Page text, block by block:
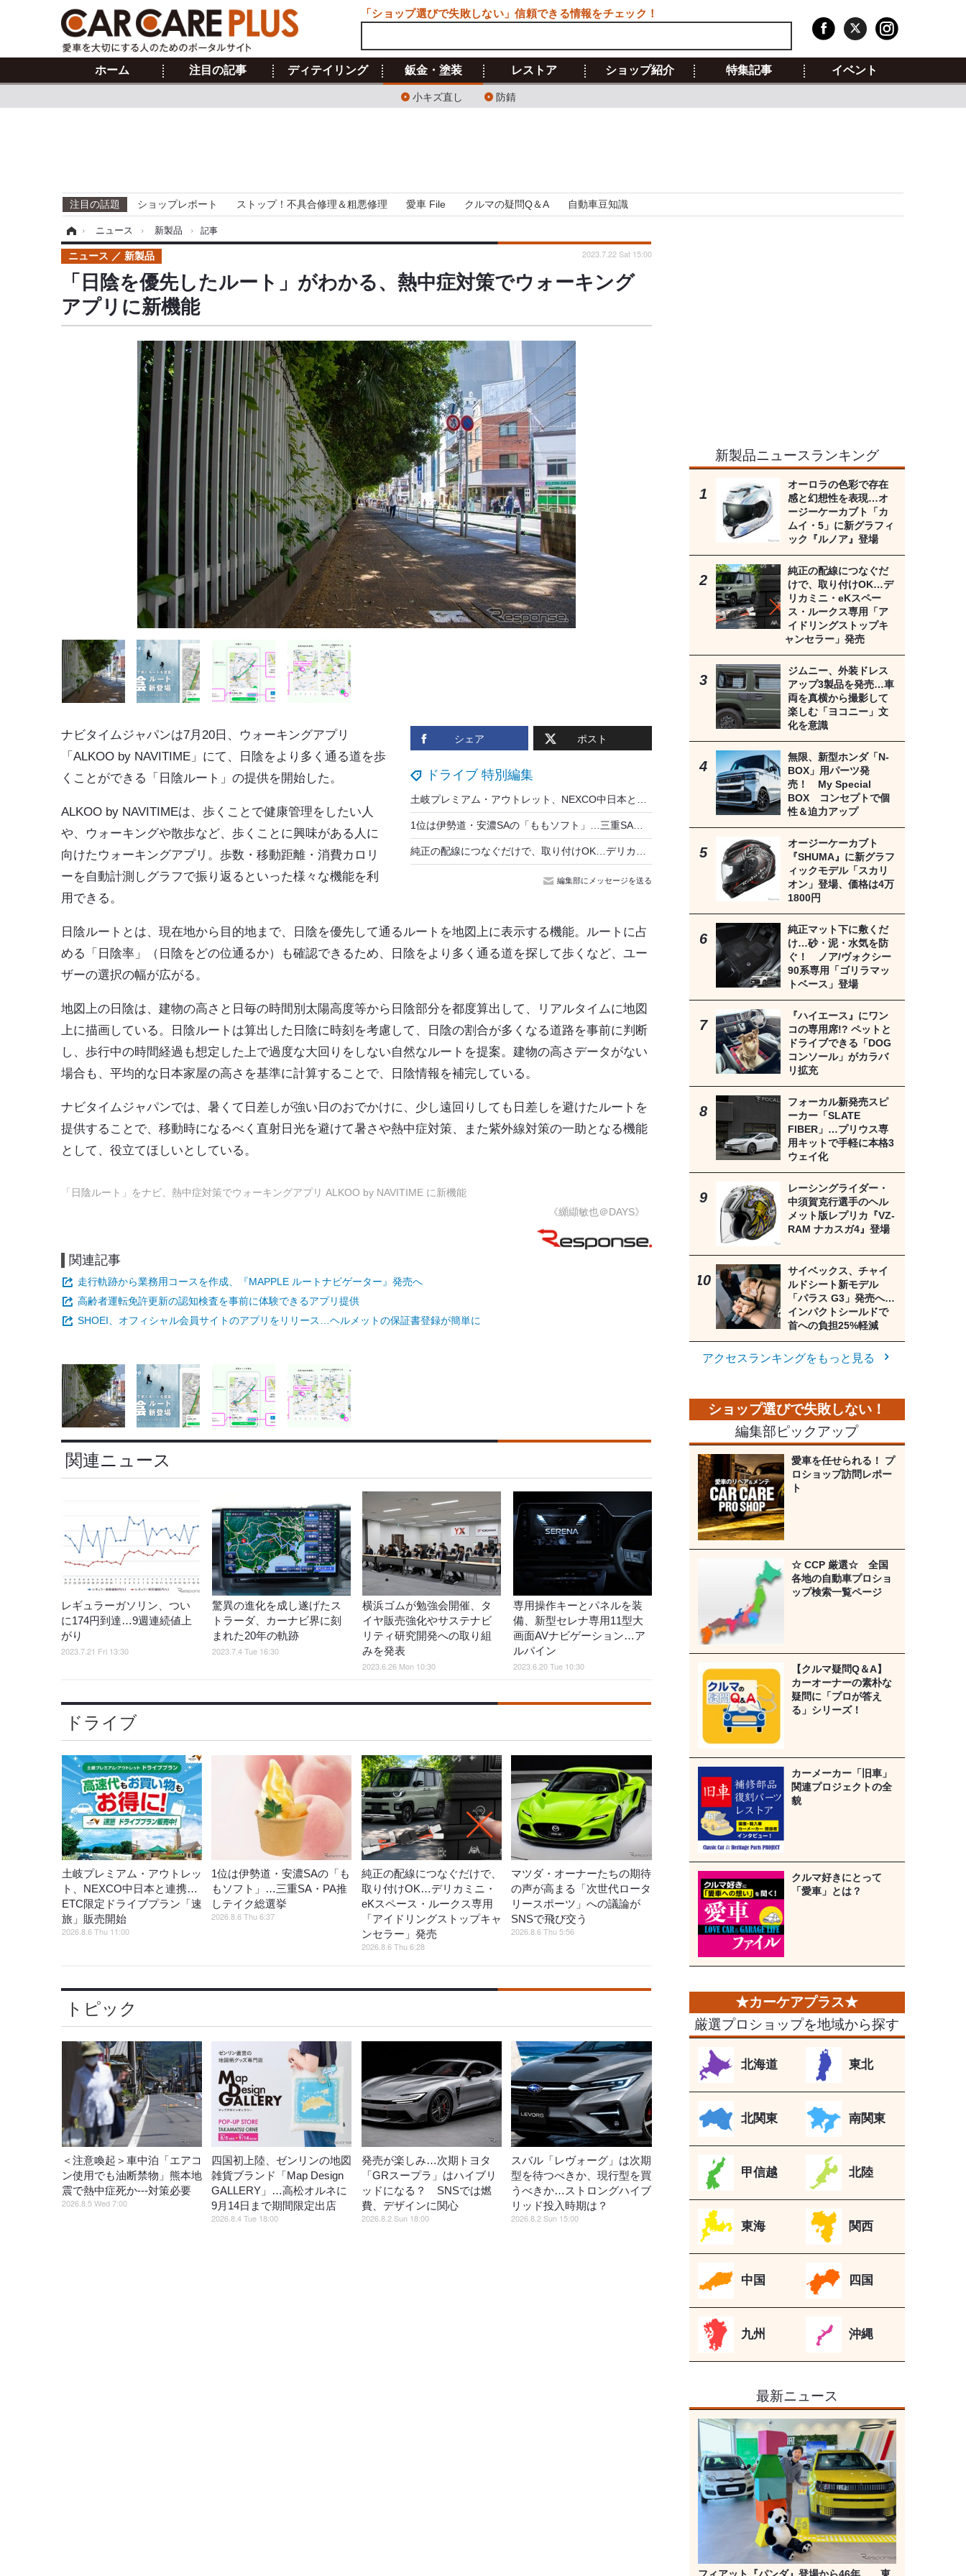
ホーム 注目の記事 ディテイリング 鈑金・塗装
小キズ直し 防錆
レストア ショップ紹介 特集記事 イベント
注目の話題 ショップレポート ストップ！不具合修理＆粗悪修理 愛車 File クルマの疑問Q＆A 自動車豆知識
› ニュース › 新製品 › 記事
「日陰を優先したルート」がわかる、熱中症対策でウォーキング
アプリに新機能
ニュース 新製品 2023.7.22 Sat 15:00
シェア ポスト
ドライブ 特別編集
1位は伊勢道・安濃SAの「ももソフト」…三重SA・PA推しテイク総選挙
編集部にメッセージを送る
ナビタイムジャパンは7月20日、ウォーキングアプリ
「ALKOO by NAVITIME 」にて、日陰をより多く通る道を歩
くことができる「 日陰ルート 」の提供を開始した。
ALKOO by NAVITIMEは、歩くことで健康管理をしたい人
や、ウォーキングや散歩など、歩くことに興味がある人に
向けたウォーキングアプリ。歩数・移動距離・消費カロリ
ーを自動計測しグラフで振り返るといった様々な機能を利
用できる。
日陰ルートとは、現在地から目的地まで、日陰を優先して通るルートを地図上に表示する機能。ルートに占
める「日陰率」（日陰をどの位通るか）も確認できるため、日陰をより多く通る道を探して歩くなど、ユー
ザーの選択の幅が広がる。
地図上の日陰は、建物の高さと日毎の時間別太陽高度等から日陰部分を都度算出して、リアルタイムに地図
上に描画している。日陰ルートは算出した日陰に時刻を考慮して、日陰の割合が多くなる道路を事前に判断
し、歩行中の時間経過も想定した上で過度な大回りをしない自然なルートを提案。建物の高さデータがない
場合も、平均的な日本家屋の高さを基準に計算することで、日陰情報を補完している。
ナビタイムジャパンでは、暑くて日差しが強い日のおでかけに、少し遠回りしても日差しを避けたルートを
提供することで、移動時になるべく直射日光を避けて暑さや熱中症対策、また紫外線対策の一助となる機能
として、役立てほしいとしている。
「日陰ルート」をナビ、熱中症対策でウォーキングアプリ ALKOO by NAVITIME に新機能
《纐纈敏也＠DAYS》
関連記事
走行軌跡から業務用コースを作成、『MAPPLE ルートナビゲーター』発売へ
高齢者運転免許更新の認知検査を事前に体験できるアプリ提供
SHOEI、オフィシャル会員サイトのアプリをリリース…ヘルメットの保証書登録が簡単に
関連ニュース
レギュラーガソリン、つい
に174円到達…9週連続値上
がり
2023.7.21 Fri 13:30
驚異の進化を成し遂げたス
トラーダ、カーナビ界に刻
まれた20年の軌跡
2023.7.4 Tue 16:30
横浜ゴムが勉強会開催、タ
イヤ販売強化やサステナビ
リティ研究開発への取り組
みを発表
2023.6.26 Mon 10:30
専用操作キーとパネルを装
備、新型セレナ専用11型大
画面AVナビゲーション…ア
ルパイン
2023.6.20 Tue 10:30
ドライブ
土岐プレミアム・アウトレッ
ト、NEXCO中日本と連携…
ETC限定ドライブプラン「速
旅」販売開始
2026.8.6 Thu 11:00
1位は伊勢道・安濃SAの「も
もソフト」…三重SA・PA推
しテイク総選挙
2026.8.6 Thu 6:37
純正の配線につなぐだけで、
取り付けOK…デリカミニ・
eKスペース・ルークス専用
「アイドリングストップキャ
ンセラー」発売
2026.8.6 Thu 6:28
マツダ・オーナーたちの期待
の声が高まる「次世代ロータ
リースポーツ」への議論が
SNSで飛び交う
2026.8.6 Thu 5:56
トピック
＜注意喚起＞車中泊「エアコ
ン使用でも油断禁物」熊本地
震で熱中症死か---対策必要
2026.8.5 Wed 7:00
四国初上陸、ゼンリンの地図
雑貨ブランド「Map Design
GALLERY」…高松オルネに
9月14日まで期間限定出店
2026.8.4 Tue 18:00
発売が楽しみ…次期トヨタ
「GRスープラ」はハイブリ
ッドになる？ SNSでは燃
費、デザインに関心
2026.8.2 Sun 18:00
スバル「レヴォーグ」は次期
型を待つべきか、現行型を買
うべきか…ストロングハイブ
リッド投入時期は？
2026.8.2 Sun 15:00
新製品ニュースランキング
オーロラの色彩で存在
感と幻想性を表現…オ
ージーケーカブト「カ
ムイ・5」に新グラフィ
ック『ルノア』登場
純正の配線につなぐだ
けで、取り付けOK…デ
リカミニ・eKスペー
ス・ルークス専用「ア
イドリングストップキ
ャンセラー」発売
ジムニー、外装ドレス
アップ3製品を発売…車
両を真横から撮影して
楽しむ「ヨコニー」文
化を意識
無限、新型ホンダ「N-
BOX」用パーツ発
売！ My Special
BOX コンセプトで個
性＆迫力アップ
オージーケーカブト
『SHUMA』に新グラフ
ィックモデル「スカリ
オン」登場、価格は4万
1800円
純正マット下に敷くだ
け…砂・泥・水気を防
ぐ！ ノア/ヴォクシー
90系専用「ゴリラマッ
トベース」登場
『ハイエース』にワン
コの専用席!? ペットと
ドライブできる「DOG
コンソール」がカラバ
リ拡充
フォーカル新発売スピ
ーカー「SLATE
FIBER」…プリウス専
用キットで手軽に本格3
ウェイ化
レーシングライダー・
中須賀克行選手のヘル
メット版レプリカ『VZ-
RAM ナカスガ4』登場
サイベックス、チャイ
ルドシート新モデル
「パラス G3」発売へ…
インパクトシールドで
首への負担25%軽減
アクセスランキングをもっと見る
編集部ピックアップ
愛車を任せられる！ プ
ロショップ訪問レポー
ト
☆ CCP 厳選☆ 全国
各地の自動車プロショ
ップ検索一覧ページ
【クルマ疑問Q＆A】
カーオーナーの素朴な
疑問に「プロが答え
る」シリーズ！
カーメーカー「旧車」
関連プロジェクトの全
貌
クルマ好きにとって
「愛車」とは？
厳選プロショップを地域から探す
北海道 東北
北関東 南関東
甲信越 北陸
東海 関西
中国 四国
九州 沖縄
最新ニュース
「ショップ選びで失敗しない」信頼できる情報をチェック！